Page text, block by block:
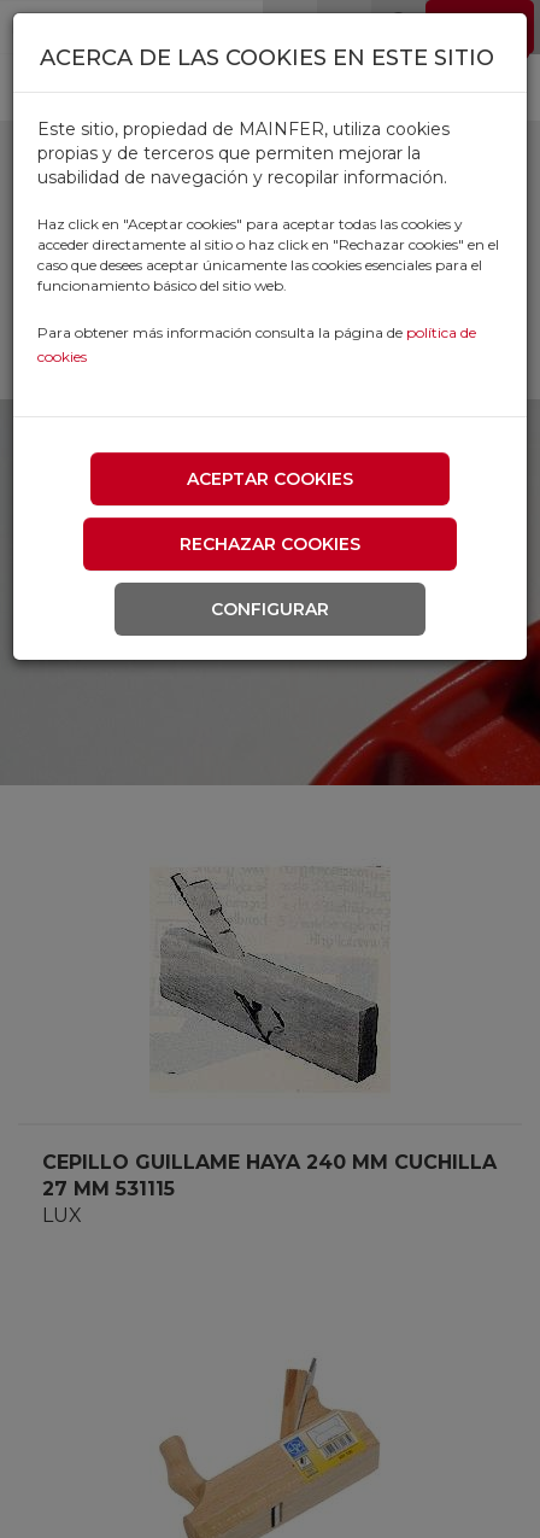
Pasar al contenido principal
CEPILLOS MADERA
Inicio
Productos
CEPILLOS INDUSTRIALES
CEPILLOS MADERA
CEPILLO GUILLAME HAYA 240 MM CUCHILLA
27 MM 531115
LUX
ACERCA DE LAS COOKIES EN ESTE SITIO
Este sitio, propiedad de MAINFER, utiliza cookies
propias y de terceros que permiten mejorar la
usabilidad de navegación y recopilar información.
Haz click en "Aceptar cookies" para aceptar todas las cookies y
acceder directamente al sitio o haz click en "Rechazar cookies" en el
caso que desees aceptar únicamente las cookies esenciales para el
funcionamiento básico del sitio web.
Para obtener más información consulta la página de política de
cookies
ACEPTAR COOKIES
RECHAZAR COOKIES
CONFIGURAR